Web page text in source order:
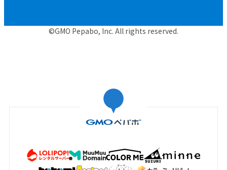
©GMO Pepabo, Inc. All rights reserved.